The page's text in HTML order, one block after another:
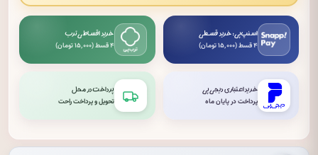
اسنپ‌پی: خرید قسطی
۴ قسط (۱۵٬۰۰۰ تومان)
خرید اقساطی ترب
۴ قسط (۱۵٬۰۰۰ تومان)
خرید اعتباری دیجی‌پی
پرداخت در پایان ماه
پرداخت در محل
تحویل و پرداخت راحت